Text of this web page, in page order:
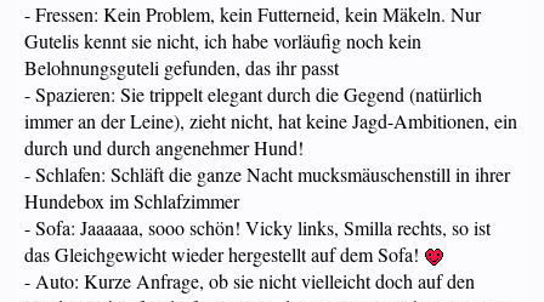
- Fressen: Kein Problem, kein Futterneid, kein Mäkeln. Nur
Gutelis kennt sie nicht, ich habe vorläufig noch kein
Belohnungsguteli gefunden, das ihr passt
- Spazieren: Sie trippelt elegant durch die Gegend (natürlich
immer an der Leine), zieht nicht, hat keine Jagd-Ambitionen, ein
durch und durch angenehmer Hund!
- Schlafen: Schläft die ganze Nacht mucksmäuschenstill in ihrer
Hundebox im Schlafzimmer
- Sofa: Jaaaaaa, sooo schön! Vicky links, Smilla rechts, so ist
das Gleichgewicht wieder hergestellt auf dem Sofa!
- Auto: Kurze Anfrage, ob sie nicht vielleicht doch auf den